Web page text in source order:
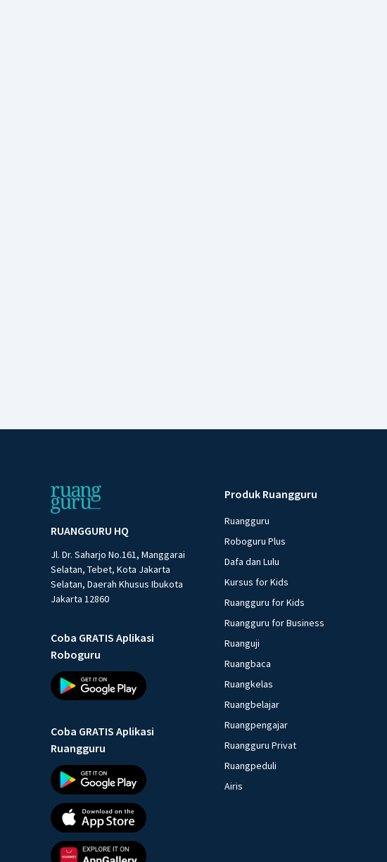
RUANGGURU HQ
Jl. Dr. Saharjo No.161, Manggarai
Selatan, Tebet, Kota Jakarta
Selatan, Daerah Khusus Ibukota
Jakarta 12860
Coba GRATIS Aplikasi
Roboguru
Coba GRATIS Aplikasi
Ruangguru
Produk Ruangguru
Ruangguru
Roboguru Plus
Dafa dan Lulu
Kursus for Kids
Ruangguru for Kids
Ruangguru for Business
Ruanguji
Ruangbaca
Ruangkelas
Ruangbelajar
Ruangpengajar
Ruangguru Privat
Ruangpeduli
Airis